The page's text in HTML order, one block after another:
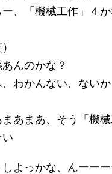
、「機械工作」４
んのかな？
わかんない、ないか
あまあ、そう「機
しよっかな、んーー